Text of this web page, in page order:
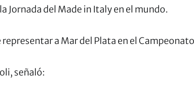
Jornada del Made in Italy en el mundo.
a Mar del Plata en el
señaló: